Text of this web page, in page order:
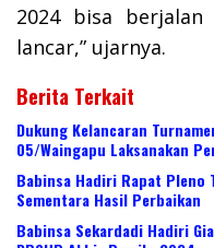
2024 bisa
lancar,” ujarnya.
Berita Terkait
Dukung Kelancaran
05/Waingapu Laksanakan
Babinsa Hadiri Rapat
Sementara Hasil Perbaikan
Babinsa Sekardadi Hadiri